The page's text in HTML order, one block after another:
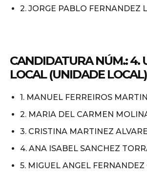
2. JORGE PABLO FERNANDEZ
CANDIDATURA NÚM.: 4.
LOCAL (UNIDADE LOCAL)
1. MANUEL FERREIROS
2. MARIA DEL CARMEN
3. CRISTINA MARTINEZ
4. ANA ISABEL SANCHEZ
5. MIGUEL ANGEL FERNANDEZ